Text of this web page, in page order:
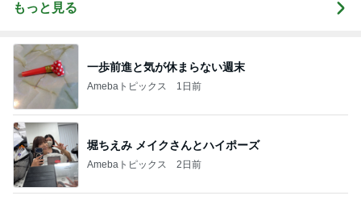
もっと見る
一歩前進と気が休まらない週末
Amebaトピックス 1日前
堀ちえみ メイクさんとハイポーズ
Amebaトピックス 2日前